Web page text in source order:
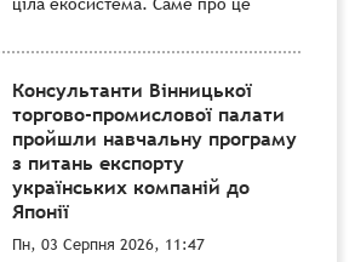
Консультанти Вінницької
торгово-промислової палати
пройшли навчальну програму
з питань експорту
українських компаній до
Японії
Пн, 03 Серпня 2026, 11:47